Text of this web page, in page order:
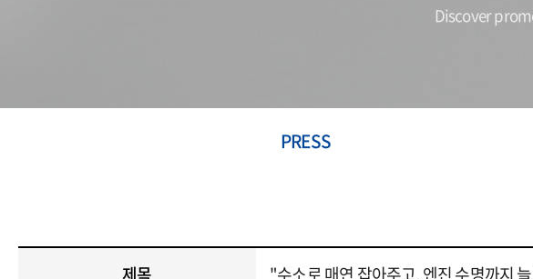
Discover
PRESS
제목 "수소로 매연 잡아주고, 엔진 수명까지